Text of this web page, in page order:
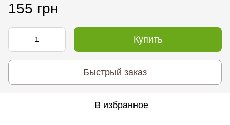
155 грн
Купить
Быстрый заказ
В избранное